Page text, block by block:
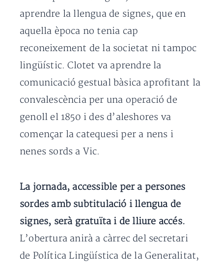
aprendre la llengua de signes, que en
aquella època no tenia cap
reconeixement de la societat ni tampoc
lingüístic. Clotet va aprendre la
comunicació gestual bàsica aprofitant la
convalescència per una operació de
genoll el 1850 i des d’aleshores va
començar la catequesi per a nens i
nenes sords a Vic.
La jornada, accessible per a persones
sordes amb subtitulació i llengua de
signes, serà gratuïta i de lliure accés.
L’obertura anirà a càrrec del secretari
de Política Lingüística de la Generalitat,